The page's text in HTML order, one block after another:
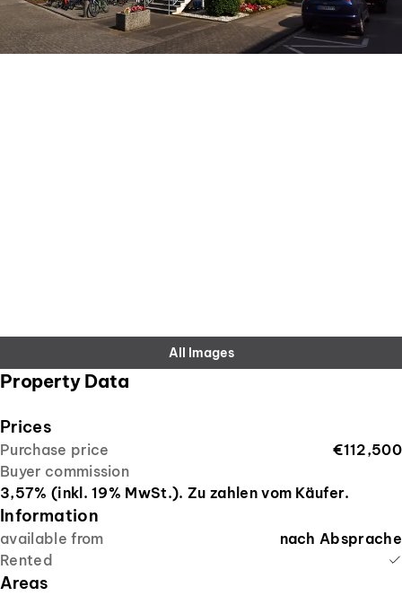
All Images
Property Data
Prices
Purchase price
€112,500
Buyer commission
3,57% (inkl. 19% MwSt.). Zu zahlen vom Käufer.
Information
available from
nach Absprache
Rented
Areas